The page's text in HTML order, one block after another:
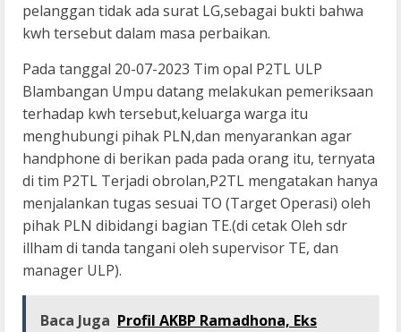
pelanggan tidak ada surat LG,sebagai bukti bahwa
kwh tersebut dalam masa perbaikan.
Pada tanggal 20-07-2023 Tim opal P2TL ULP
Blambangan Umpu datang melakukan pemeriksaan
terhadap kwh tersebut,keluarga warga itu
menghubungi pihak PLN,dan menyarankan agar
handphone di berikan pada pada orang itu, ternyata
di tim P2TL Terjadi obrolan,P2TL mengatakan hanya
menjalankan tugas sesuai TO (Target Operasi) oleh
pihak PLN dibidangi bagian TE.(di cetak Oleh sdr
illham di tanda tangani oleh supervisor TE, dan
manager ULP).
Baca Juga Profil AKBP Ramadhona, Eks